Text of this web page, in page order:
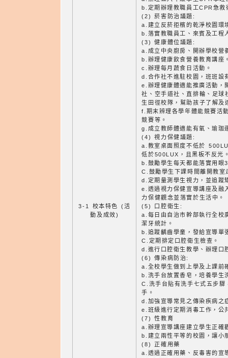
3-1 校本特色 (活
動及成效)
b.定期辦理教職員工CPR急救
(2) 菸害防治議題:
a.建立反菸拒檳的乾淨校園環
b.落實教職員工、來賓及工程
(3) 健康體位議題:
a.成立中央廚房、開辦學校營
b.辦理健康飲食營養教育講座
c.辦理每月蔬食日活動。
d.合作社不進駐校園，班班設
e.辦理健康體適能推廣活動，
社、空手道社、直排輪、足
生田徑校隊，幫助孩子了解及
f.期末辨理各學年體能競賽活
競賽等。
g.成立教師體適能有氧、瑜珈
(4) 視力保健議題:
a.教室桌面照度不低於
低於500LUX，且黑板不反光
b.鼓勵學生每天都能落實用眼
C.鼓勵學生下課時間離開教室
d.定期量測學生視力，並追蹤
e.透過視力保健宣導講座及融
力保健觀念並落實於生活中。
(5) 口腔衛生:
a.每日由自治市幹部執行全校
潔牙統計。
b.追蹤齲齒學童，發給宣導單
C.定期排定口腔衛生檢查。
d.進行口腔衛生教學、辦理口
(6) 傳染病防治:
a.全校學生做到上學及上課前
b.洗手台放置香皂，培養學生
C.洗手台貼有洗手七式五步
手。
d.加強宣導常見之傳染疾病之
e.班級進行定期消毒工作，公
(7) 性教育
a.辦理宣導講座建立學生正確
b.建立兩性平等的校園，讓小
(8) 正確用藥
a.透過正確用藥、反毒害的宣